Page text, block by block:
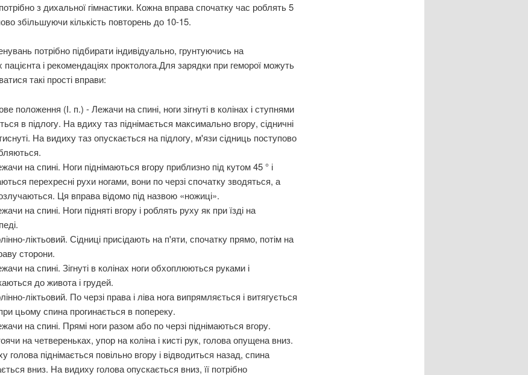
з дихальної гімнастики. Кожна вправа спочатку час роблять 5
збільшуючи кількість повторень до 10-15.
потрібно підбирати індивідуально, грунтуючись на
і рекомендаціях проктолога.Для зарядки при геморої можуть
такі прості вправи:
положення (І. п.) - Лежачи на спині, ноги зігнуті в колінах і ступнями
в підлогу. На вдиху таз піднімається максимально вгору, сідничні
На видиху таз опускається на підлогу, м'язи сідниць поступово
на спині. Ноги піднімаються вгору приблизно під кутом 45 ° і
перехресні рухи ногами, вони по черзі спочатку зводяться, а
Ця вправа відомо під назвою «ножиці».
на спині. Ноги підняті вгору і роблять руху як при їзді на
ліктьовий. Сідниці присідають на п'яти, спочатку прямо, потім на
сторони.
на спині. Зігнуті в колінах ноги обхоплюються руками і
до живота і грудей.
ліктьовий. По черзі права і ліва нога випрямляється і витягується
цьому спина прогинається в попереку.
на спині. Прямі ноги разом або по черзі піднімаються вгору.
на четвереньках, упор на коліна і кисті рук, голова опущена вниз.
голова піднімається повільно вгору і відводиться назад, спина
вниз. На видиху голова опускається вниз, її потрібно